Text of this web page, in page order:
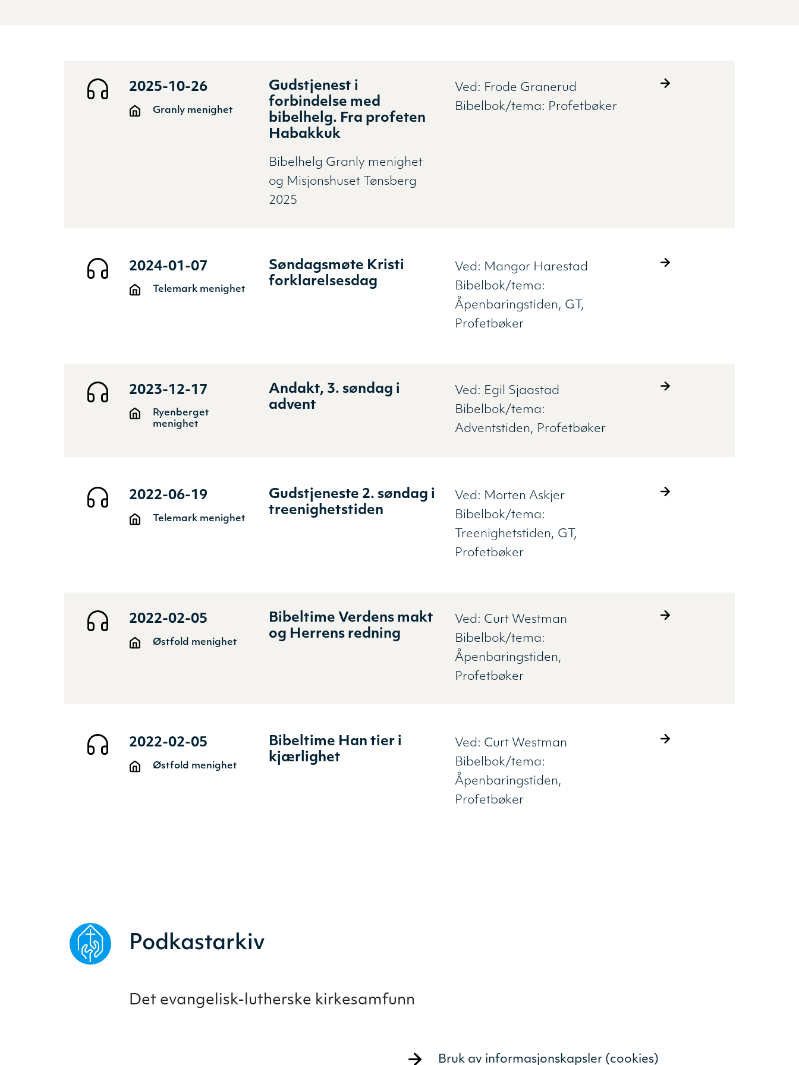
2025-10-26
Granly menighet
Gudstjenest i
forbindelse med
bibelhelg. Fra profeten
Habakkuk
Bibelhelg Granly menighet
og Misjonshuset Tønsberg
2025
Ved: Frode Granerud
Bibelbok/tema: Profetbøker
2024-01-07
Telemark menighet
Søndagsmøte Kristi
forklarelsesdag
Ved: Mangor Harestad
Bibelbok/tema:
Åpenbaringstiden
GT
Profetbøker
2023-12-17
Ryenberget
menighet
Andakt, 3. søndag i
advent
Ved: Egil Sjaastad
Bibelbok/tema:
Adventstiden
Profetbøker
2022-06-19
Telemark menighet
Gudstjeneste 2. søndag i
treenighetstiden
Ved: Morten Askjer
Bibelbok/tema:
Treenighetstiden
GT
Profetbøker
2022-02-05
Østfold menighet
Bibeltime Verdens makt
og Herrens redning
Ved: Curt Westman
Bibelbok/tema:
Åpenbaringstiden
Profetbøker
2022-02-05
Østfold menighet
Bibeltime Han tier i
kjærlighet
Ved: Curt Westman
Bibelbok/tema:
Åpenbaringstiden
Profetbøker
Podkastarkiv
Det evangelisk-lutherske kirkesamfunn
Bruk av informasjonskapsler (cookies)